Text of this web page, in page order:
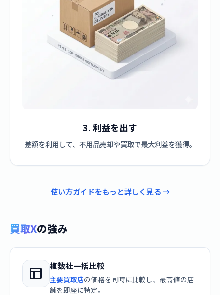
3. 利益を出す
差額を利用して、不用品売却や買取で最大利益を獲得。
使い方ガイドをもっと詳しく見る →
買取Xの強み
複数社一括比較
主要買取店の価格を同時に比較し、最高値の店
舗を即座に特定。